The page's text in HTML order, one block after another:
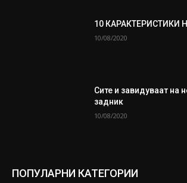
10 КАРАКТЕРИСТИКИ
10/08/2020
Сите и завидуваат на
задник
10/08/2020
ПОПУЛАРНИ КАТЕГОРИИ